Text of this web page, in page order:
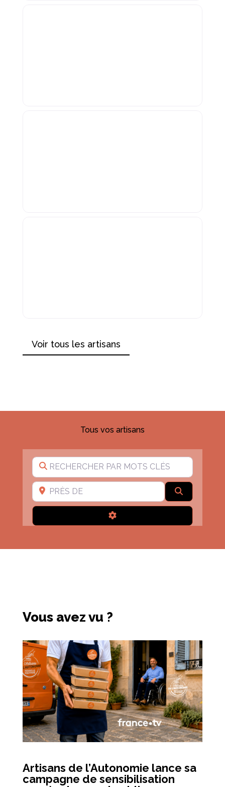
Voir tous les artisans
Tous vos artisans
Rechercher par mots clés
Près de
Advanced Filters
Vous avez vu ?
Artisans de l’Autonomie lance sa
campagne de sensibilisation